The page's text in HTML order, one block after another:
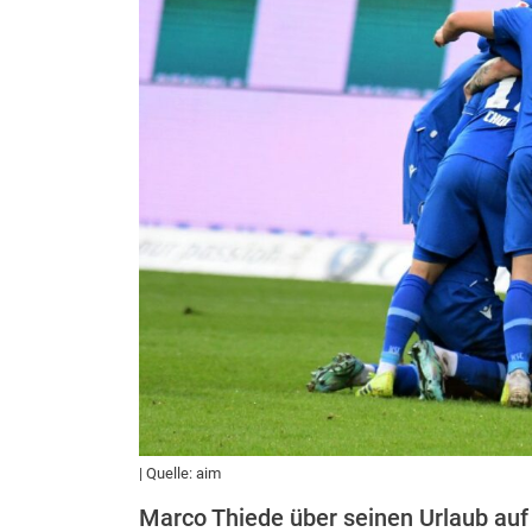
| Quelle: aim
Marco Thiede über seinen Urlaub